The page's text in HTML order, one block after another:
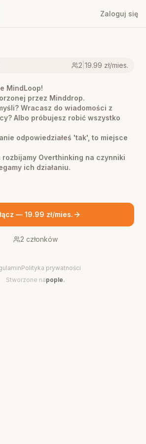
Zaloguj się
2 19.99 zł/mies.
MindLoop!
przez Minddrop.
Wracasz do wiadomości z
Albo próbujesz robić wszystko
odpowiedziałeś 'tak', to miejsce
rozbijamy Overthinking na czynniki
ich działaniu.
— 19.99 zł/mies.
2 członków
Polityka prywatności
Stworzone napople.